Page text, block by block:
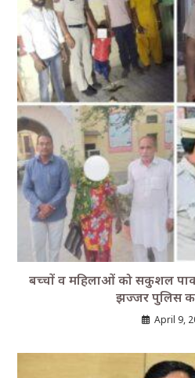
बच्चों व महिलाओं को सकुशल
झज्जर पुलिस
April 9,